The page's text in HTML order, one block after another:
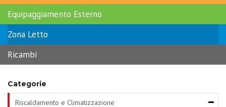
Equipaggiamento Esterno
Zona Letto
Ricambi
Categorie
Riscaldamento e Climatizzazione